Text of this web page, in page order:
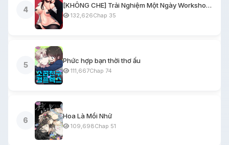
4
[KHÔNG CHE] Trải Nghiệm Một Ngày Workshop BDSM
132,626Chap 35
5
Phức hợp bạn thời thơ ấu
111,667Chap 74
6
Hoa Là Mồi Nhử
109,698Chap 51